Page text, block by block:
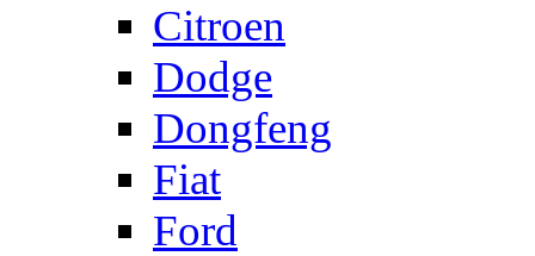
Citroen
Dodge
Dongfeng
Fiat
Ford